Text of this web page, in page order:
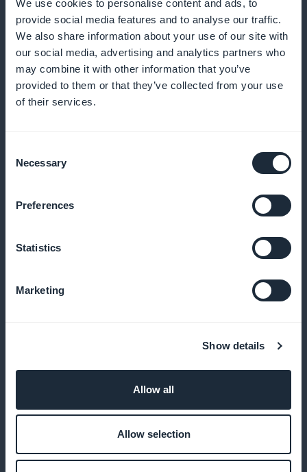
We use cookies to personalise content and ads, to
provide social media features and to analyse our traffic.
We also share information about your use of our site with
our social media, advertising and analytics partners who
may combine it with other information that you’ve
provided to them or that they’ve collected from your use
of their services.
Selection
Necessary
Preferences
Statistics
Marketing
Show details
Allow all
Allow selection
säännöllisiin rekisteröinteihin
Kanta-asiakasohjelma osallistujille
Eksklusiivinen jäsenkortti
Työpajan suorituskyvyn analyysi
Optimaalinen käyttäjäkokemus
Tarjoa suorituskykyinen sovellus, jossa on kaikki